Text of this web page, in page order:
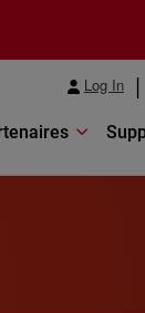
Log In